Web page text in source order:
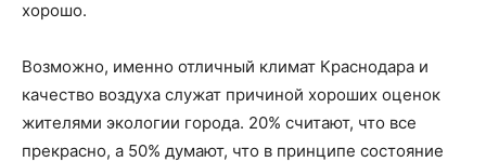
хорошо.
Возможно, именно отличный климат Краснодара и
качество воздуха служат причиной хороших оценок
жителями экологии города. 20% считают, что все
прекрасно, а 50% думают, что в принципе состояние